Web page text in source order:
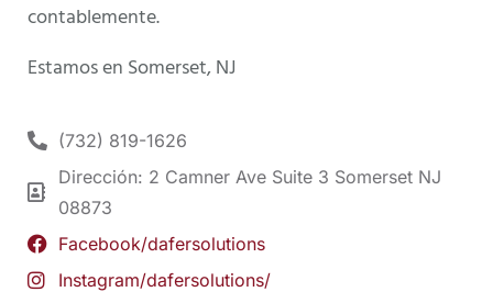
contablemente.
Estamos en Somerset, NJ
(732) 819-1626
Dirección: 2 Camner Ave Suite 3 Somerset NJ
08873
Facebook/dafersolutions
Instagram/dafersolutions/